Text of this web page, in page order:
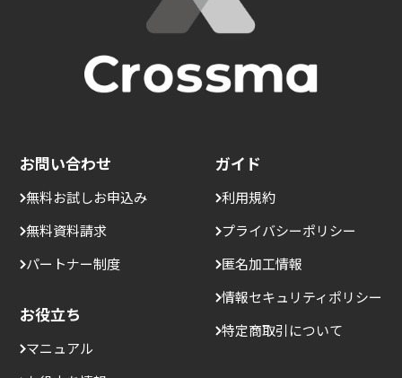
お問い合わせ
無料お試しお申込み
無料資料請求
パートナー制度
お役立ち
マニュアル
ガイド
利用規約
プライバシーポリシー
匿名加工情報
情報セキュリティポリシー
特定商取引について